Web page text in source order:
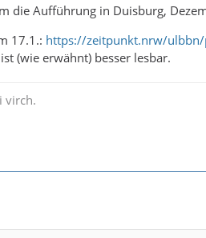
die Aufführung in Duisburg,
17.1.: https://zeitpunkt.nrw/
(wie erwähnt) besser lesbar.
virch.